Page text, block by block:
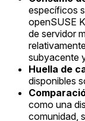
específicos
openSUSE
de servidor
subyacente
Huella de
disponibles
como una
comunidad,